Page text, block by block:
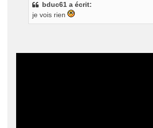
bduc61 a écrit:
je vois rien